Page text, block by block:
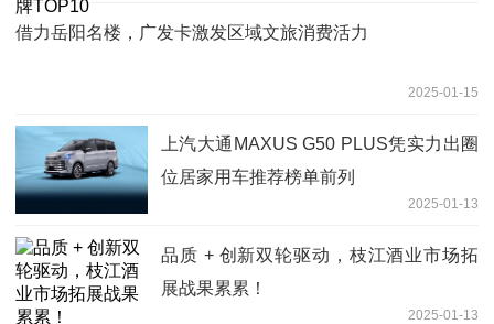
借力岳阳名楼，广发卡激发区域文旅消费活力
2025-01-15
上汽大通MAXUS G50 PLUS凭实力出圈
位居家用车推荐榜单前列
2025-01-13
品质 + 创新双轮驱动，枝江酒业市场拓
展战果累累！
2025-01-13